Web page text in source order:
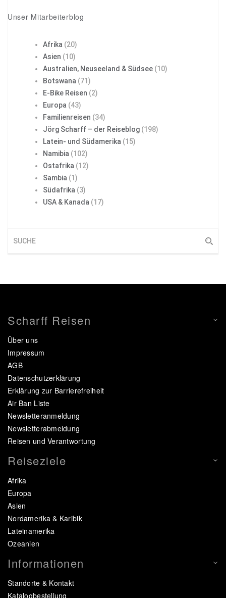
Unser Mitarbeiterblog
Afrika (20)
Asien (10)
Australien, Neuseeland & Südsee (10)
Botswana (71)
E-Bike Reisen (2)
Europa (43)
Familienreisen (34)
Jörg Scharff – der Reiseblog (198)
Latein- und Südamerika (15)
Namibia (102)
Ostafrika (12)
Sambia (1)
Südafrika (3)
USA & Kanada (17)
Scharff Reisen
Über uns
Impressum
AGB
Datenschutzerklärung
Erklärung zur Barrierefreiheit
Air Ban Liste
Newsletteranmeldung
Newsletterabmeldung
Reisen und Verantwortung
Reiseziele
Afrika
Europa
Asien
Nordamerika & Karibik
Lateinamerika
Ozeanien
Informationen
Standorte & Kontakt
Katalogbestellung